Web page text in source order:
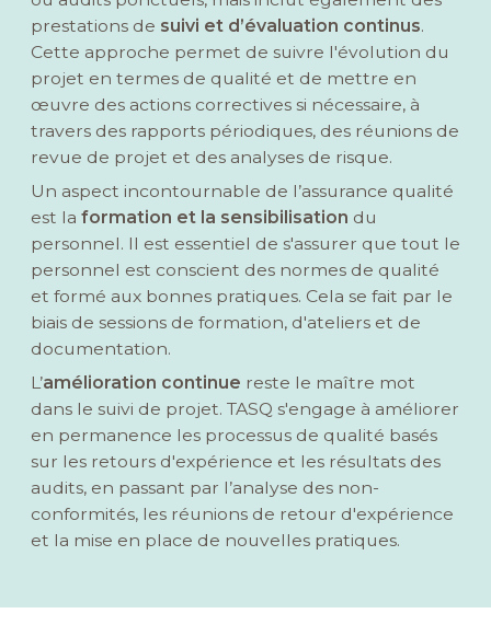
prestations de suivi et d’évaluation continus.
Cette approche permet de suivre l'évolution du
projet en termes de qualité et de mettre en
œuvre des actions correctives si nécessaire, à
travers des rapports périodiques, des réunions de
revue de projet et des analyses de risque.
Un aspect incontournable de l’assurance qualité
est la formation et la sensibilisation du
personnel. Il est essentiel de s'assurer que tout le
personnel est conscient des normes de qualité
et formé aux bonnes pratiques. Cela se fait par le
biais de sessions de formation, d'ateliers et de
documentation.
L’amélioration continue reste le maître mot
dans le suivi de projet. TASQ s'engage à améliorer
en permanence les processus de qualité basés
sur les retours d'expérience et les résultats des
audits, en passant par l’analyse des non-
conformités, les réunions de retour d'expérience
et la mise en place de nouvelles pratiques.